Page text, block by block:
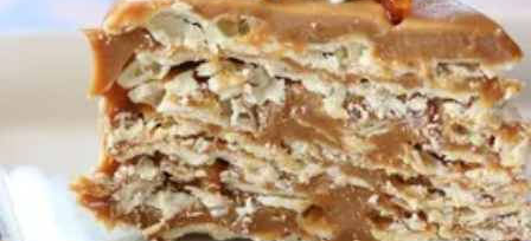
Polityka
Społeczeństwo
Wojna na Ukrainie